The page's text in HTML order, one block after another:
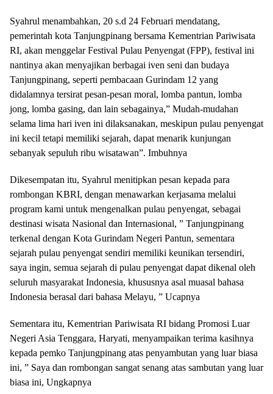
Syahrul menambahkan, 20 s.d 24 Februari mendatang,
pemerintah kota Tanjungpinang bersama Kementrian Pariwisata
RI, akan menggelar Festival Pulau Penyengat (FPP), festival ini
nantinya akan menyajikan berbagai iven seni dan budaya
Tanjungpinang, seperti pembacaan Gurindam 12 yang
didalamnya tersirat pesan-pesan moral, lomba pantun, lomba
jong, lomba gasing, dan lain sebagainya,” Mudah-mudahan
selama lima hari iven ini dilaksanakan, meskipun pulau penyengat
ini kecil tetapi memiliki sejarah, dapat menarik kunjungan
sebanyak sepuluh ribu wisatawan”. Imbuhnya
Dikesempatan itu, Syahrul menitipkan pesan kepada para
rombongan KBRI, dengan menawarkan kerjasama melalui
program kami untuk mengenalkan pulau penyengat, sebagai
destinasi wisata Nasional dan Internasional, ” Tanjungpinang
terkenal dengan Kota Gurindam Negeri Pantun, sementara
sejarah pulau penyengat sendiri memiliki keunikan tersendiri,
saya ingin, semua sejarah di pulau penyengat dapat dikenal oleh
seluruh masyarakat Indonesia, khususnya asal muasal bahasa
Indonesia berasal dari bahasa Melayu, ” Ucapnya
Sementara itu, Kementrian Pariwisata RI bidang Promosi Luar
Negeri Asia Tenggara, Haryati, menyampaikan terima kasihnya
kepada pemko Tanjungpinang atas penyambutan yang luar biasa
ini, ” Saya dan rombongan sangat senang atas sambutan yang luar
biasa ini, Ungkapnya